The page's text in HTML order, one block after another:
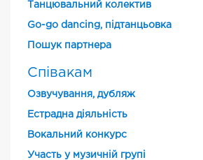
Танцювальний колектив
Go-go dancing, підтанцьовка
Пошук партнера
Співакам
Озвучування, дубляж
Естрадна діяльність
Вокальний конкурс
Участь у музичній групі